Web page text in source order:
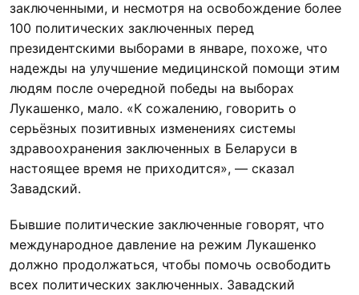
заключенными, и несмотря на освобождение более
100 политических заключенных перед
президентскими выборами в январе, похоже, что
надежды на улучшение медицинской помощи этим
людям после очередной победы на выборах
Лукашенко, мало. «К сожалению, говорить о
серьёзных позитивных изменениях системы
здравоохранения заключенных в Беларуси в
настоящее время не приходится», — сказал
Завадский.
Бывшие политические заключенные говорят, что
международное давление на режим Лукашенко
должно продолжаться, чтобы помочь освободить
всех политических заключенных. Завадский